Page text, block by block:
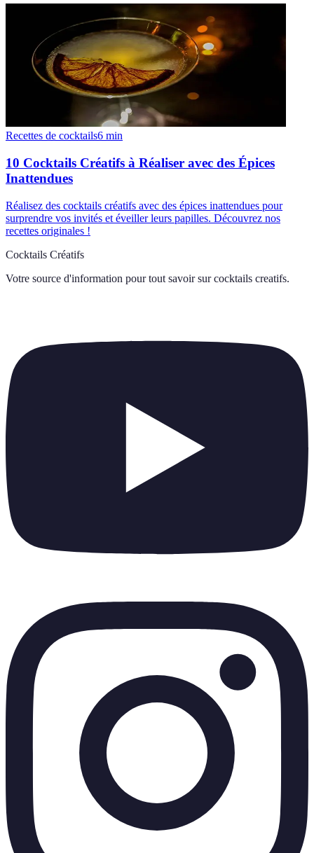
Recettes de cocktails6 min
10 Cocktails Créatifs à Réaliser avec des Épices
Inattendues
Réalisez des cocktails créatifs avec des épices inattendues pour
surprendre vos invités et éveiller leurs papilles. Découvrez nos
recettes originales !
Cocktails Créatifs
Votre source d'information pour tout savoir sur cocktails creatifs.